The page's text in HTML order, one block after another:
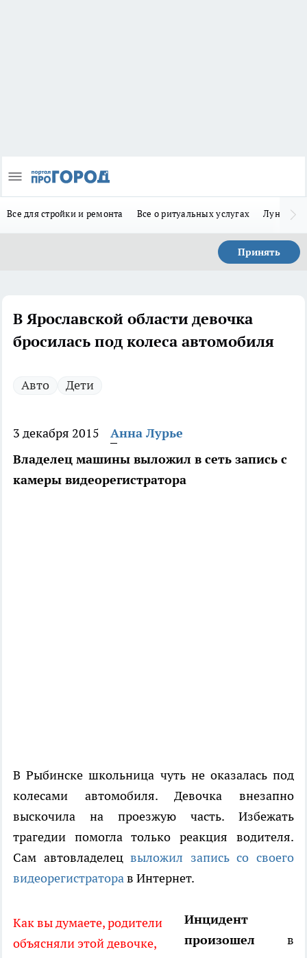
Все для стройки и ремонта Все о ритуальных услугах Лунно-
Принять
В Ярославской области девочка
бросилась под колеса автомобиля
Авто Дети
3 декабря 2015
Анна Лурье
Владелец машины выложил в сеть запись с
камеры видеорегистратора
В Рыбинске школьница чуть не оказалась под
колесами автомобиля. Девочка внезапно
выскочила на проезжую часть. Избежать
трагедии помогла только реакция водителя.
Сам автовладелецвыложил запись со своего
видеорегистраторав Интернет.
Как вы думаете, родители
объясняли этой девочке,
Инцидент
произошел в